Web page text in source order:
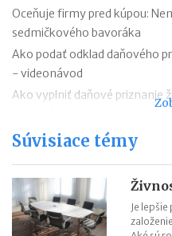
Oceňuje firmy pred kúpou:
sedmičkového bavoráka
Ako podať odklad daňového
- videonávod
Ako vyplniť daňové priznanie
Tvorba biznis plánu – 5 chýb,
Ako prežívajú Vianoce
Tuli, Lulus Bakery či Pizza Mizza
Dôležité zákony pre
Súvisiace témy
Je